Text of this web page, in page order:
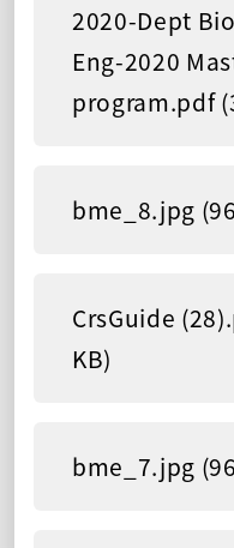
2020-Dept
Eng-2020
program.pdf
bme_8.jpg
CrsGuide
KB)
bme_7.jpg